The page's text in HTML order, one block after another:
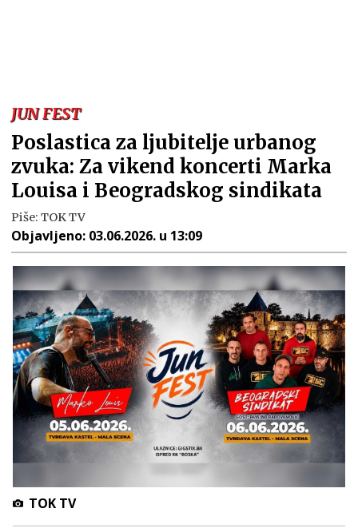
JUN FEST
Poslastica za ljubitelje urbanog
zvuka: Za vikend koncerti Marka
Louisa i Beogradskog sindikata
Piše: TOK TV
Objavljeno: 03.06.2026. u 13:09
TOK TV